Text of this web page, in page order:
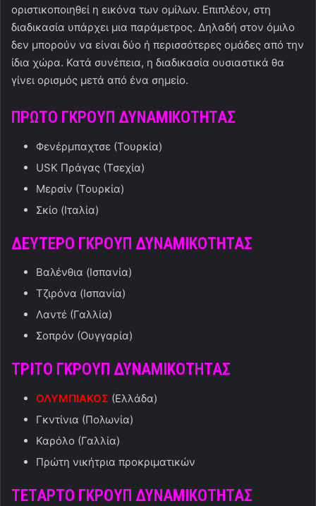
οριστικοποιηθεί η εικόνα των ομίλων. Επιπλέον, στη
διαδικασία υπάρχει μια παράμετρος. Δηλαδή στον όμιλο
δεν μπορούν να είναι δύο ή περισσότερες ομάδες από την
ίδια χώρα. Κατά συνέπεια, η διαδικασία ουσιαστικά θα
γίνει ορισμός μετά από ένα σημείο.
ΠΡΩΤΟ ΓΚΡΟΥΠ ΔΥΝΑΜΙΚΟΤΗΤΑΣ
Φενέρμπαχτσε (Τουρκία)
USK Πράγας (Τσεχία)
Μερσίν (Τουρκία)
Σκίο (Ιταλία)
ΔΕΥΤΕΡΟ ΓΚΡΟΥΠ ΔΥΝΑΜΙΚΟΤΗΤΑΣ
Βαλένθια (Ισπανία)
Τζιρόνα (Ισπανία)
Λαντέ (Γαλλία)
Σοπρόν (Ουγγαρία)
ΤΡΙΤΟ ΓΚΡΟΥΠ ΔΥΝΑΜΙΚΟΤΗΤΑΣ
ΟΛΥΜΠΙΑΚΟΣ (Ελλάδα)
Γκντίνια (Πολωνία)
Καρόλο (Γαλλία)
Πρώτη νικήτρια προκριματικών
ΤΕΤΑΡΤΟ ΓΚΡΟΥΠ ΔΥΝΑΜΙΚΟΤΗΤΑΣ